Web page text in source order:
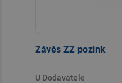
Závěs ZZ pozink
U Dodavatele